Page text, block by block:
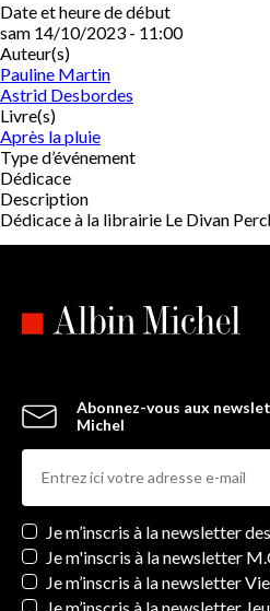
Date et heure de début
sam 14/10/2023 - 11:00
Auteur(s)
Pauline Martin
Astrid Desbordes
Livre(s)
Après la pluie
Type d’événement
Dédicace
Description
Dédicace à la librairie Le Divan
Abonnez-vous aux
Michel
Newsletters
Je m’inscris à la newsletter
Je m'inscris à la newsletter
Je m’inscris à la newsletter